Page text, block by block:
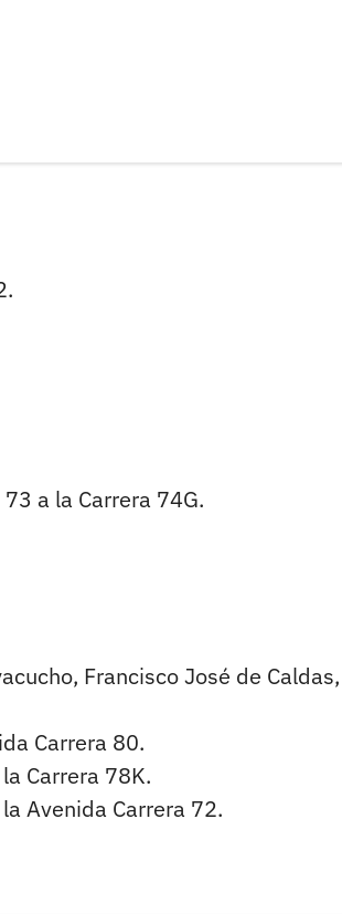
a la Carrera 74G.
Francisco José de Caldas,
Carrera 80.
Carrera 78K.
Avenida Carrera 72.